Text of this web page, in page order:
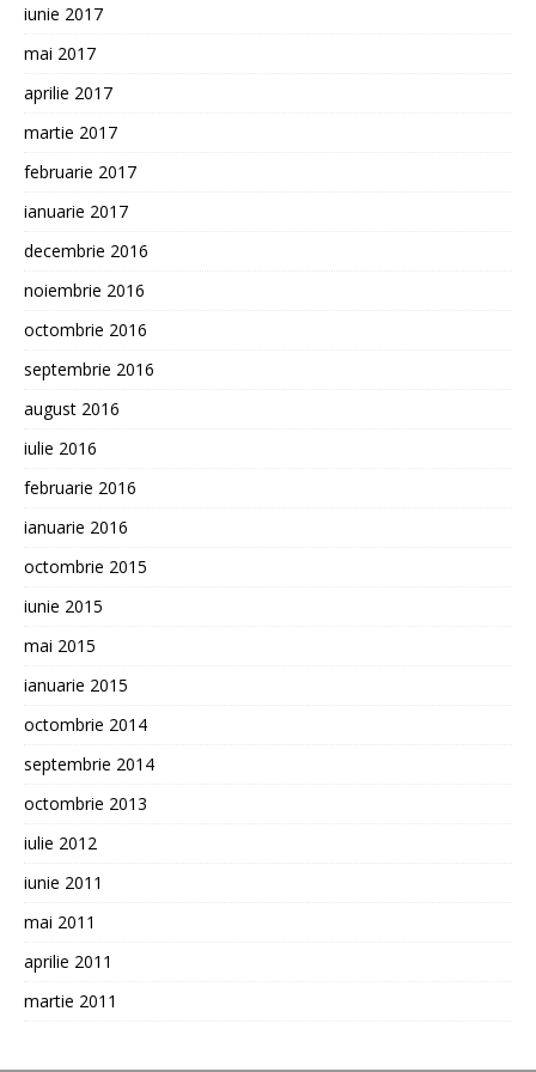
iunie 2017
mai 2017
aprilie 2017
martie 2017
februarie 2017
ianuarie 2017
decembrie 2016
noiembrie 2016
octombrie 2016
septembrie 2016
august 2016
iulie 2016
februarie 2016
ianuarie 2016
octombrie 2015
iunie 2015
mai 2015
ianuarie 2015
octombrie 2014
septembrie 2014
octombrie 2013
iulie 2012
iunie 2011
mai 2011
aprilie 2011
martie 2011